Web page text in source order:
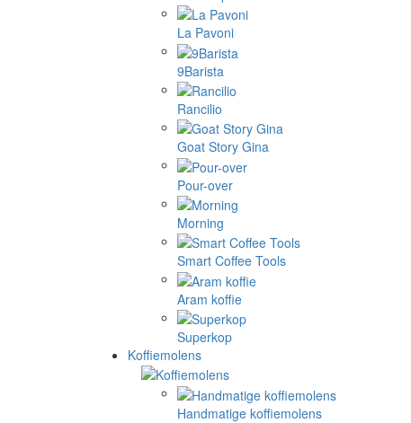
La Pavoni
9Barista
Rancilio
Goat Story Gina
Pour-over
Morning
Smart Coffee Tools
Aram koffie
Superkop
Koffiemolens
Handmatige koffiemolens